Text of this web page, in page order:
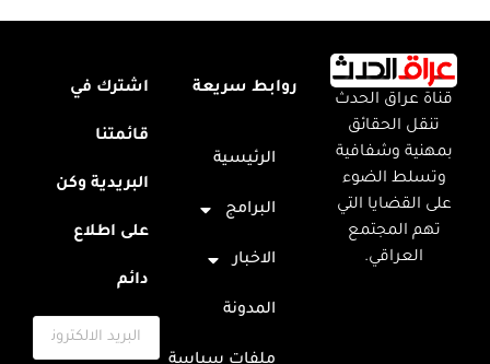
قناة عراق الحدث
تنقل الحقائق
بمهنية وشفافية
وتسلط الضوء
على القضايا التي
تهم المجتمع
العراقي.
روابط سريعة
الرئيسية
البرامج
الاخبار
المدونة
ملفات سياسة
اشترك في
قائمتنا
البريدية وكن
على اطلاع
دائم